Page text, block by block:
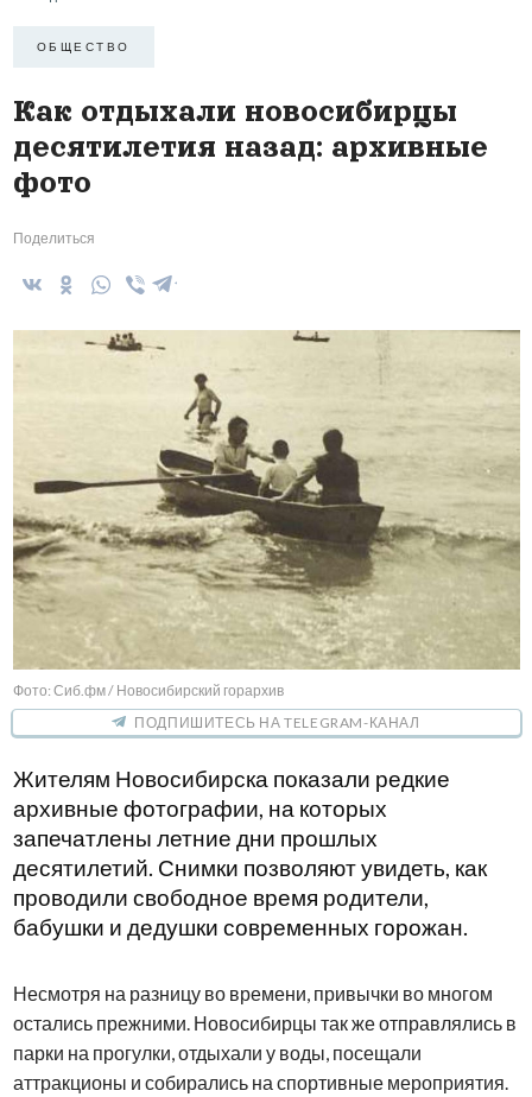
ОБЩЕСТВО
Как отдыхали новосибирцы
десятилетия назад: архивные
фото
Поделиться
Фото: Сиб.фм / Новосибирский горархив
ПОДПИШИТЕСЬ НА TELEGRAM-КАНАЛ
Жителям Новосибирска показали редкие
архивные фотографии, на которых
запечатлены летние дни прошлых
десятилетий. Снимки позволяют увидеть, как
проводили свободное время родители,
бабушки и дедушки современных горожан.
Несмотря на разницу во времени, привычки во многом
остались прежними. Новосибирцы так же отправлялись в
парки на прогулки, отдыхали у воды, посещали
аттракционы и собирались на спортивные мероприятия.